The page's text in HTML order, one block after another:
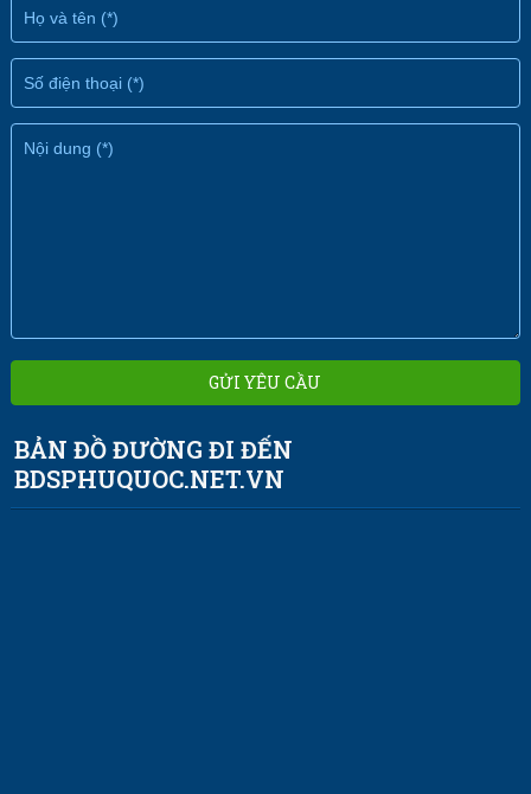
BẢN ĐỒ ĐƯỜNG ĐI ĐẾN
BDSPHUQUOC.NET.VN